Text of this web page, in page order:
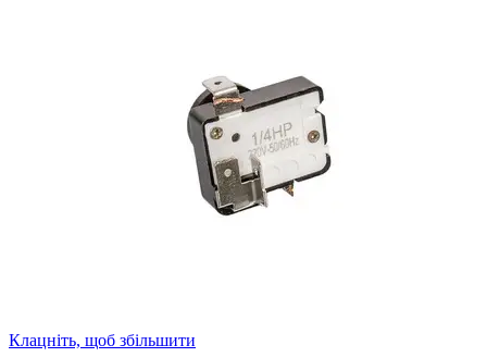
Клацніть, щоб збільшити